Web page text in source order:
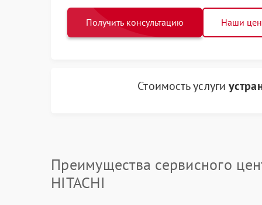
Получить консультацию Наши
Стоимость услуги
Преимущества сервисного
HITACHI